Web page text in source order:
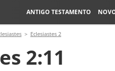
ANTIGO TESTAMENTO
Eclesiastes 2
2:11